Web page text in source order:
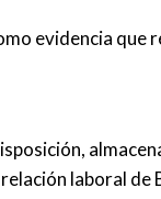
evidencia que
laboral de